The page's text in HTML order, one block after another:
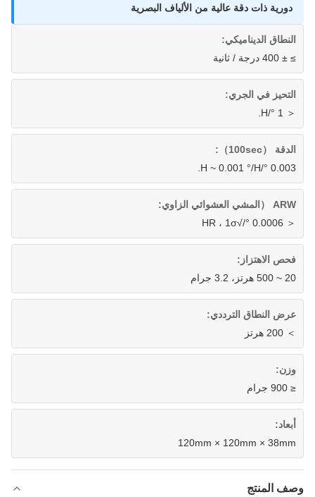
دورية ذات دقة عالية من الألياف البصرية
النطاق الديناميكي:
≥ ± 400 درجة / ثانية
التحيز في الجري:
＜ 1 °/H.
الدقة （100sec）:
0.003 °/H ~ 0.001 °/H.
ARW （المشي العشوائي الزاوي:
＜ 0.0006 °/√HR ، 1σ
فحص الاهتزاز:
20 ~ 500 هرتز، 3.2 جرام
عرض النطاق الترددي:
＞ 200 هرتز
وزن:
≤ 900 جرام
أبعاد:
120mm × 120mm × 38mm
وصف المنتج